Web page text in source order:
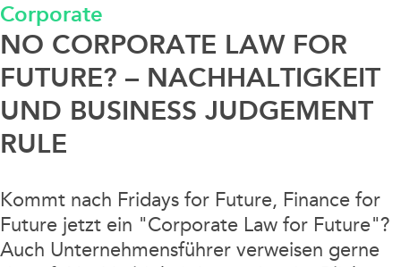
Data / Media / IT
Finanzierung / Bank / Kapitalmarkt
Fintech/Crypto
Real Estate
Corporate
NO CORPORATE LAW FOR
FUTURE? – NACHHALTIGKEIT
UND BUSINESS JUDGEMENT
RULE
Kommt nach Fridays for Future, Finance for
Future jetzt ein "Corporate Law for Future"?
Auch Unternehmensführer verweisen gerne